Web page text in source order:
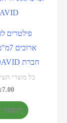
פילטרים
חברת KING DAVID
כל מוצרי
7.00
הוספה